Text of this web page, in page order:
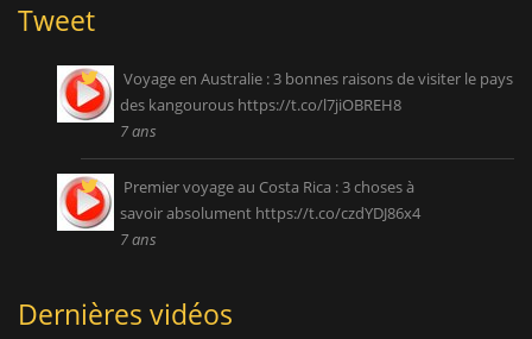
Tweet
Voyage en Australie : 3 bonnes raisons de visiter le pays
des kangourous https://t.co/l7jiOBREH8
7 ans
Premier voyage au Costa Rica : 3 choses à
savoir absolument https://t.co/czdYDJ86x4
7 ans
Dernières vidéos